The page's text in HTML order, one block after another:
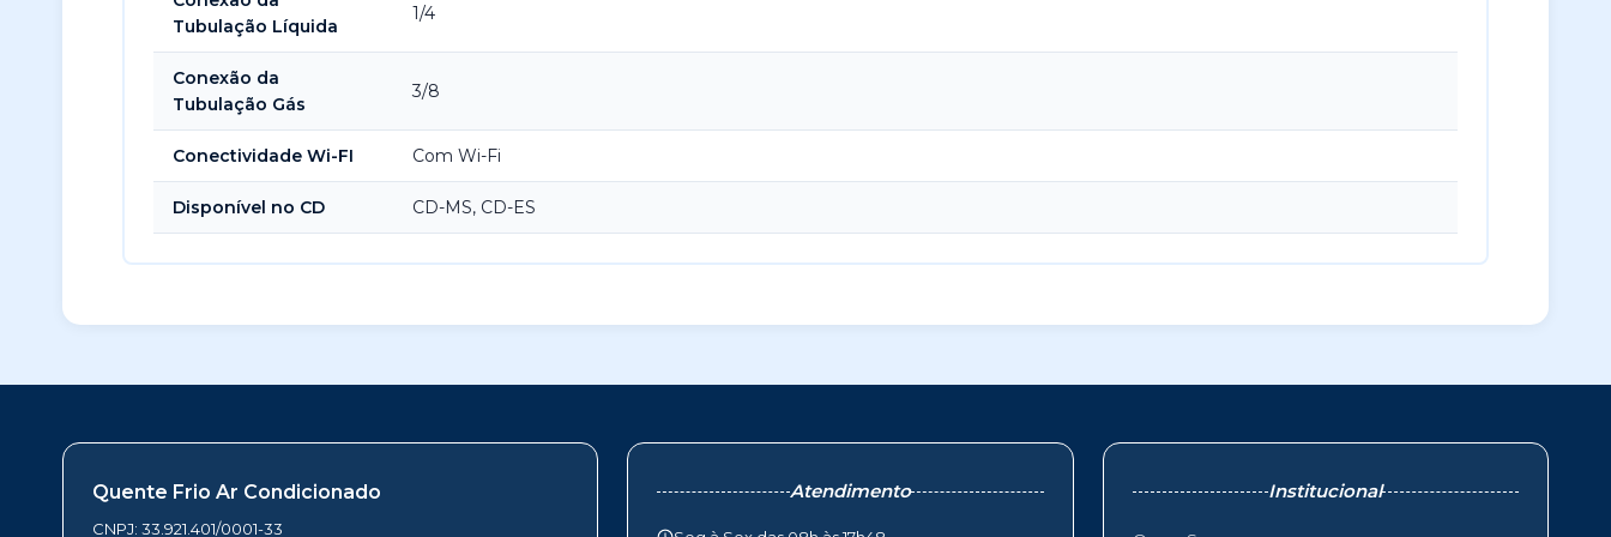
Tubulação Líquida
1/4
Conexão da
Tubulação Gás
3/8
Conectividade Wi-FI Com Wi-Fi
Disponível no CD CD-MS, CD-ES
Quente Frio Ar Condicionado
CNPJ: 33.921.401/0001-33
Atendimento Institucional